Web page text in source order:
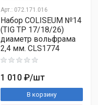
Арт.: 072.171.016
Набор COLISEUM №14
(TIG TP 17/18/26)
диаметр вольфрама
2,4 мм. CLS1774
1 010 ₽/шт
В корзину